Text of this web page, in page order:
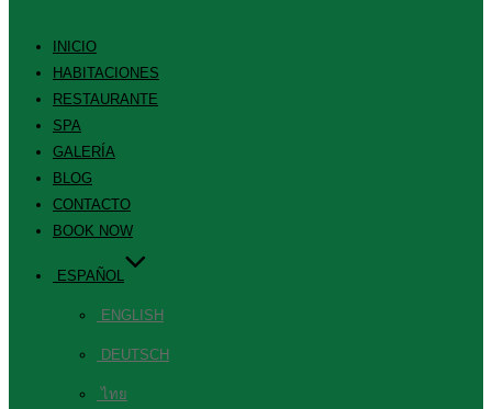
INICIO
HABITACIONES
RESTAURANTE
SPA
GALERÍA
BLOG
CONTACTO
BOOK NOW
ESPAÑOL
ENGLISH
DEUTSCH
ไทย